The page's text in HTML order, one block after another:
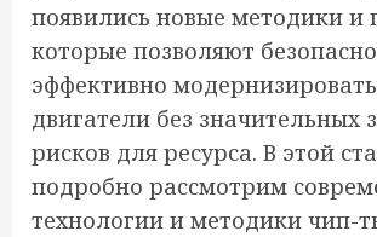
появились новые методики и
которые позволяют
эффективно
двигатели без значительных
рисков для ресурса. В этой
подробно рассмотрим
технологии и методики чип-